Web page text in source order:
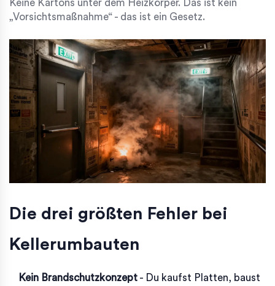
Keine Kartons unter dem Heizkörper. Das ist kein
„Vorsichtsmaßnahme“ - das ist ein Gesetz.
Die drei größten Fehler bei
Kellerumbauten
Kein Brandschutzkonzept - Du kaufst Platten, baust